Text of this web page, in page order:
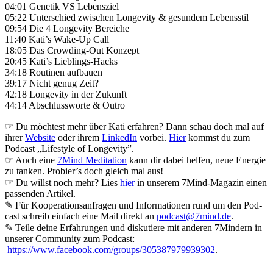
04:01 Genetik VS Lebensziel
05:22 Unterschied zwischen Longevity & gesundem Lebensstil
09:54 Die 4 Longevity Bereiche
11:40 Kati’s Wake-Up Call
18:05 Das Crowding-Out Konzept
20:45 Kati’s Lieblings-Hacks
34:18 Routinen aufbauen
39:17 Nicht genug Zeit?
42:18 Longevity in der Zukunft
44:14 Abschlussworte & Outro
☞ Du möchtest mehr über Kati erfahren? Dann schau doch mal auf
ihrerWebsite oder ihrem LinkedIn vorbei. Hierkommst du zum
Podcast „Lifestyle of Longevity”.
☞ Auch eine 7Mind Meditation kann dir dabei helfen, neue Energie
zu tanken. Probier’s doch gleich mal aus!
☞ Du willst noch mehr? Lies hierin unserem 7Mind-Magazin einen
passenden Artikel.
✎ Für Koope­ra­ti­ons­an­fra­gen und Infor­ma­tio­nen rund um den Pod­
cast schreib ein­fach eine Mail direkt an podcast@7mind.de.
✎ Teile deine Erfahrungen und diskutiere mit anderen 7Mindern in
unserer Community zum Podcast:
https://www.facebook.com/groups/305387979939302.